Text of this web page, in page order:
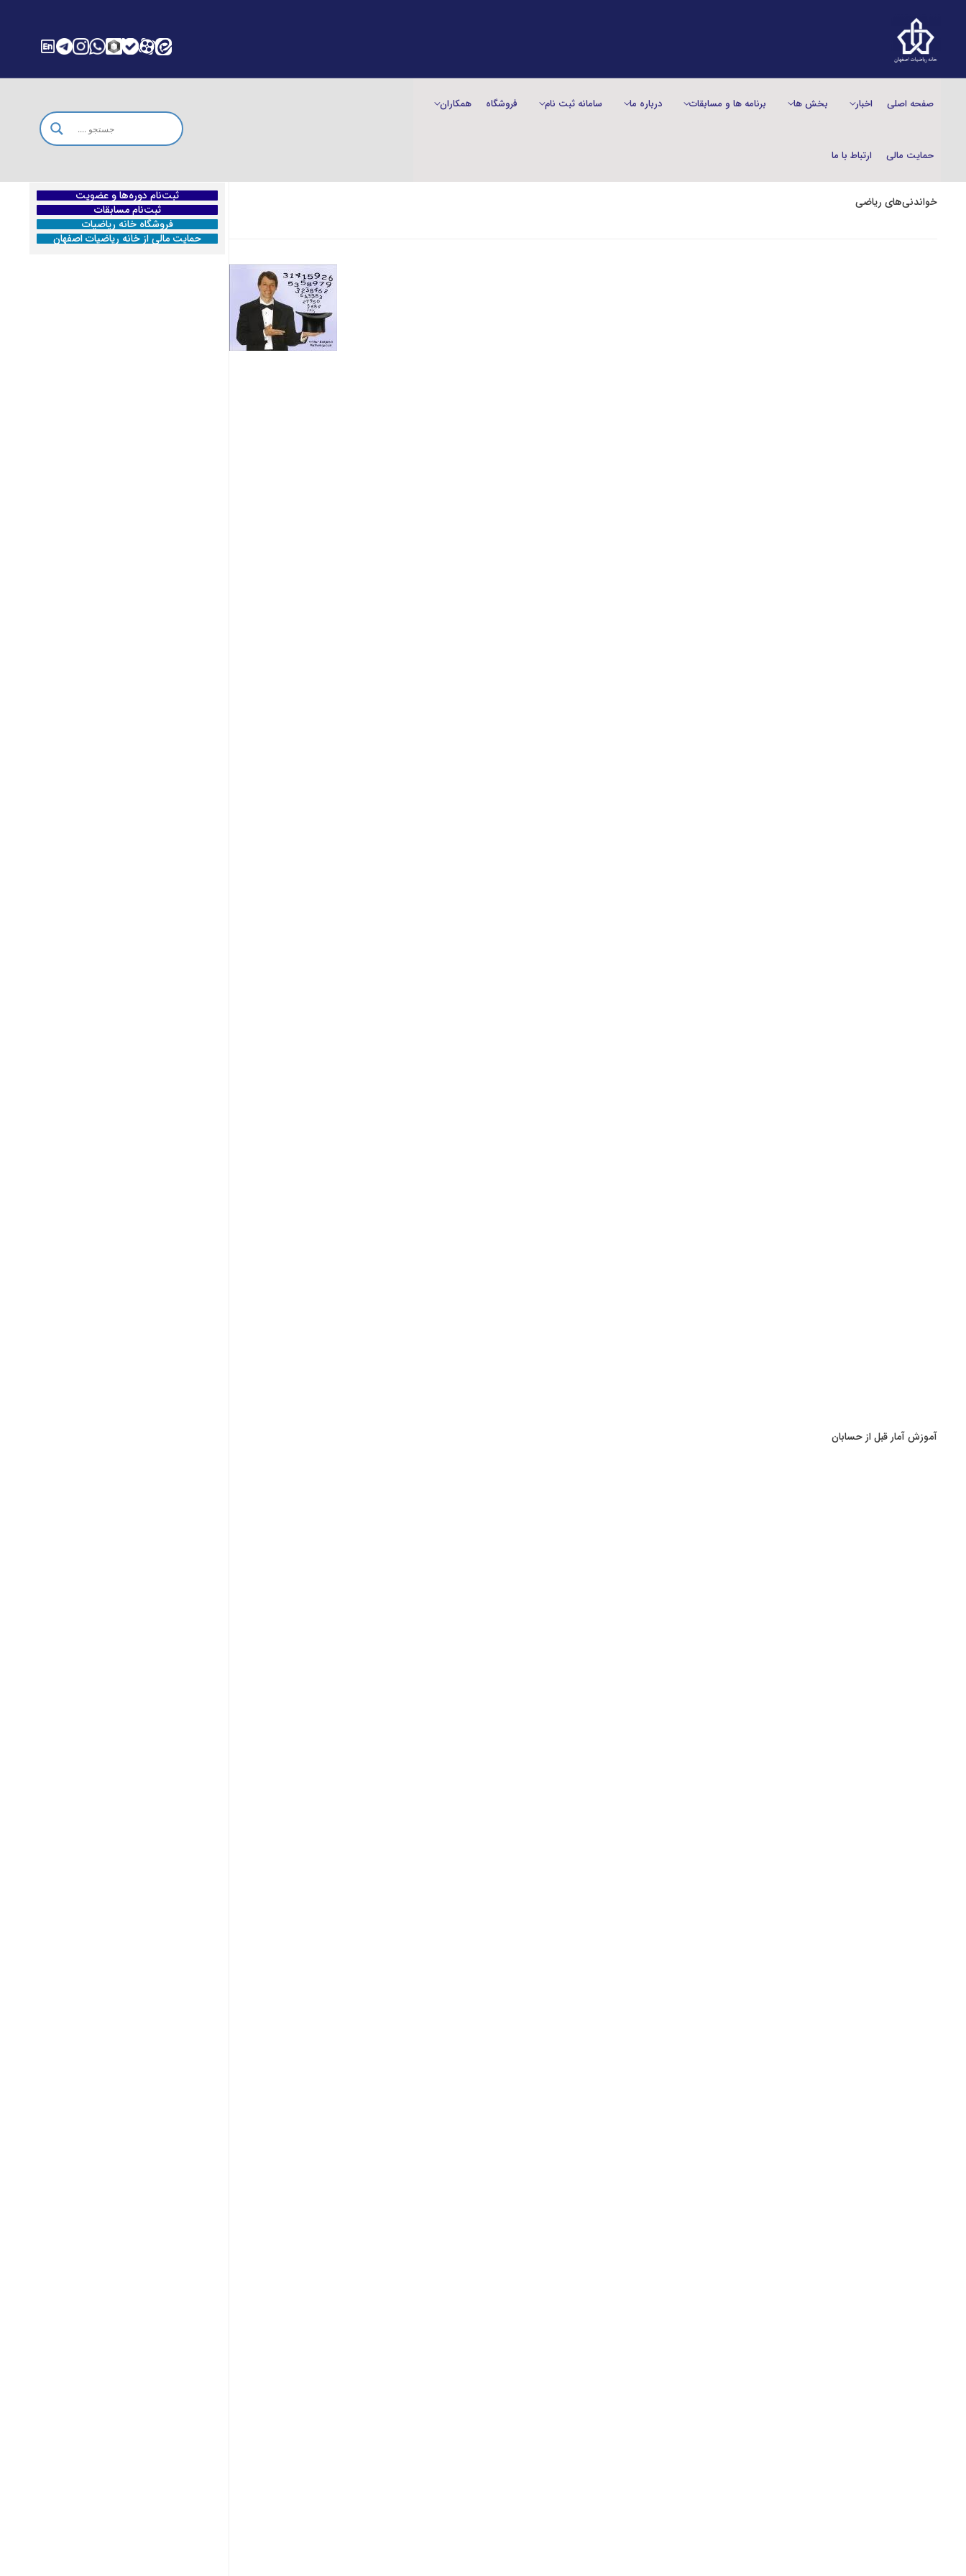
صفحه اصلی اخبار بخش‌ ها برنامه ها و مسابقات درباره ما سامانه ثبت نام فروشگاه همکاران
حمایت مالی ارتباط با ما
خواندنی‌های ریاضی
آموزش آمار قبل از حسابان
ثبت‌نام دوره‌ها و عضویت
ثبت‌نام مسابقات
فروشگاه خانه ریاضیات
حمایت مالی از خانه ریاضیات اصفهان